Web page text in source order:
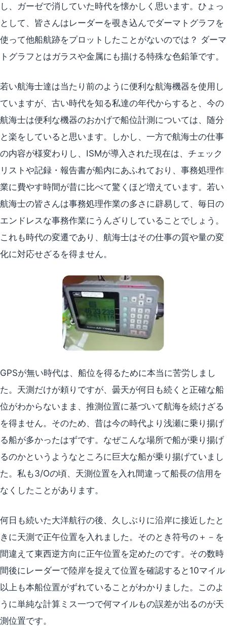
し、ガーゼで消していた時代を懐かしく思います。ひょっ
として、皆さんはレーダーを覗き込んでダーマトグラフを
使って他船航跡をプロットしたことがないのでは？ ダーマ
トグラフとはガラスや金属にも描ける特殊な色鉛筆です。
若い航海士達は当たり前のように便利な航海機器を使用し
ていますが、古い時代を知る私達の年代からすると、今の
航海士は便利な機器のおかげで船位計測については、随分
と楽をしていると思います。しかし、一方で航海士の仕事
の内容が様変わりし、ISMが導入された現在は、チェック
リストや記録・報告書が船内にあふれており、事務処理作
業に費やす時間が昔に比べて驚くほど増えています。若い
航海士の皆さんは事務処理作業の多さに辟易して、毎日の
エンドレスな事務作業にうんざりしていることでしょう。
これも時代の変遷であり、航海士はその仕事の質や量の変
化に対応せざるを得ません。
GPSが無い時代は、船位を得るために本当に苦労しまし
た。天測だけが頼りですが、曇天が何日も続くと正確な船
位がわからないまま、推測位置に基づいて航海を続けざる
を得ません。そのため、昔は今の時代より浅瀬に乗り揚げ
る船が多かったはずです。なぜこんな場所で船が乗り揚げ
るのかというようなところに巨大な船が乗り揚げていまし
た。私も3/Oの頃、天測位置を入れ間違って船長の信用を
なくしたことがあります。
何日も続いた大洋航行の後、久しぶりに沿岸に接近したと
きに天測で正午位置を入れました。そのとき符号の＋－を
間違えて東西逆方向に正午位置を定めたのです。その数時
間後にレーダーで陸岸を捉えて位置を確認すると10マイル
以上も本船位置がずれていることがわかりました。このよ
うに単純な計算ミス一つで何マイルもの誤差が出るのが天
測位置です。